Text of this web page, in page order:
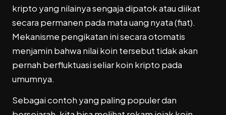
kripto yang nilainya sengaja dipatok atau diikat
secara permanen pada mata uang nyata (fiat).
Mekanisme pengikatan ini secara otomatis
menjamin bahwa nilai koin tersebut tidak akan
pernah berfluktuasi seliar koin kripto pada
umumnya.
Sebagai contoh yang paling populer dan